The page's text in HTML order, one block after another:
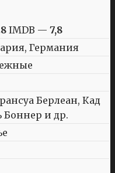
IMDB — 7,8
Германия
Берлеан, Кад
и др.